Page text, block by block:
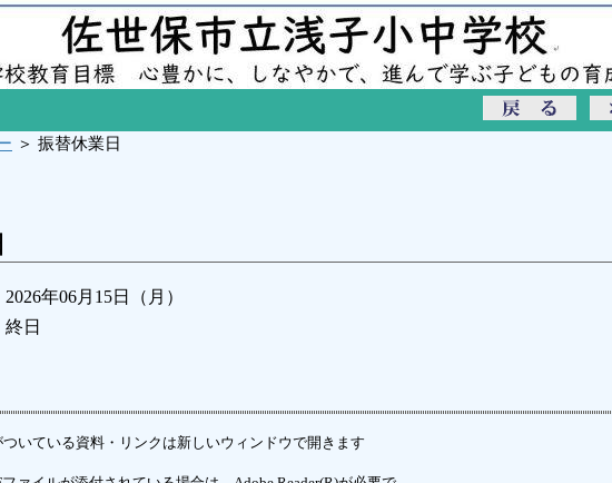
＞ 振替休業日
2026年06月15日（月）
終日
いている資料・リンクは新しいウィンドウで開きます